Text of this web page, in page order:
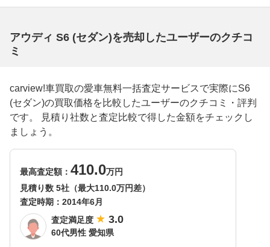
アウディ S6 (セダン)を売却したユーザーのクチコ
ミ
carview!車買取の愛車無料一括査定サービスで実際にS6
(セダン)の買取価格を比較したユーザーのクチコミ・評判
です。 見積り社数と査定比較で得した金額をチェックし
ましょう。
最高査定額： 410.0万円
見積り数 5社（最大110.0万円差）
査定時期： 2014年6月
査定満足度
3.0
60代男性 愛知県